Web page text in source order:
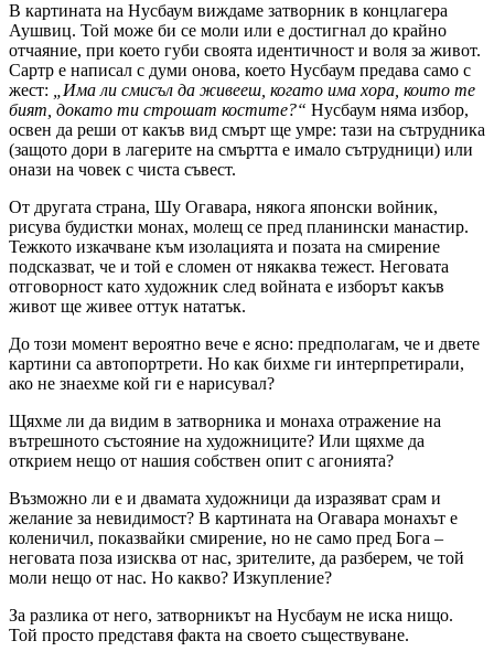
В картината на Нусбаум виждаме затворник в концлагера
Аушвиц. Той може би се моли или е достигнал до крайно
отчаяние, при което губи своята идентичност и воля за живот.
Сартр е написал с думи онова, което Нусбаум предава само с
жест:
„Има ли смисъл да живееш, когато има хора, които те
бият, докато ти строшат костите?“ Нусбаум няма избор,
освен да реши от какъв вид смърт ще умре: тази на сътрудника
(защото дори в лагерите на смъртта е имало сътрудници) или
онази на човек с чиста съвест.
От другата страна, Шу Огавара, някога японски войник,
рисува будистки монах, молещ се пред планински манастир.
Тежкото изкачване към изолацията и позата на смирение
подсказват, че и той е сломен от някаква тежест. Неговата
отговорност като художник след войната е изборът какъв
живот ще живее оттук нататък.
До този момент вероятно вече е ясно: предполагам, че и двете
картини са автопортрети. Но как бихме ги интерпретирали,
ако не знаехме кой ги е нарисувал?
Щяхме ли да видим в затворника и монаха отражение на
вътрешното състояние на художниците? Или щяхме да
открием нещо от нашия собствен опит с агонията?
Възможно ли е и двамата художници да изразяват срам и
желание за невидимост? В картината на Огавара монахът е
коленичил, показвайки смирение, но не само пред Бога –
неговата поза изисква от нас, зрителите, да разберем, че той
моли нещо от нас. Но какво? Изкупление?
За разлика от него, затворникът на Нусбаум не иска нищо.
Той просто представя факта на своето съществуване.